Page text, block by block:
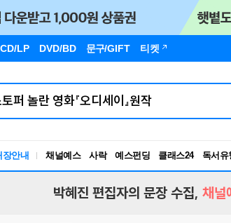
CD/LP DVD/BD 문구/GIFT 티켓
장안내 채널예스 사락 예스펀딩 클래스24
독서유
RBTI
박혜진 편집자의 문장 수집, 채널